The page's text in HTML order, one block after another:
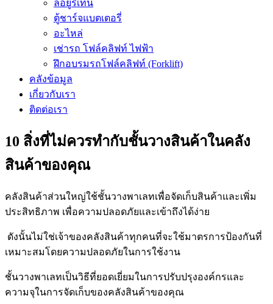
ล้อยูริเทน
ตู้ชาร์จแบตเตอรี่
อะไหล่
เช่ารถ โฟล์คลิฟท์ ไฟฟ้า
ฝึกอบรมรถโฟล์คลิฟท์ (Forklift)
คลังข้อมูล
เกี่ยวกับเรา
ติดต่อเรา
10 สิ่งที่ไม่ควรทำกับชั้นวางสินค้าในคลัง
สินค้าของคุณ
คลังสินค้าส่วนใหญ่ใช้ชั้นวางพาเลทเพื่อจัดเก็บสินค้าและเพิ่ม
ประสิทธิภาพ เพื่อความปลอดภัยและเข้าถึงได้ง่าย
ดังนั้นไม่ใช่เจ้าของคลังสินค้าทุกคนที่จะใช้มาตรการป้องกันที่
เหมาะสมโดยความปลอดภัยในการใช้งาน
ชั้นวางพาเลทเป็นวิธีที่ยอดเยี่ยมในการปรับปรุงองค์กรและ
ความจุในการจัดเก็บของคลังสินค้าของคุณ